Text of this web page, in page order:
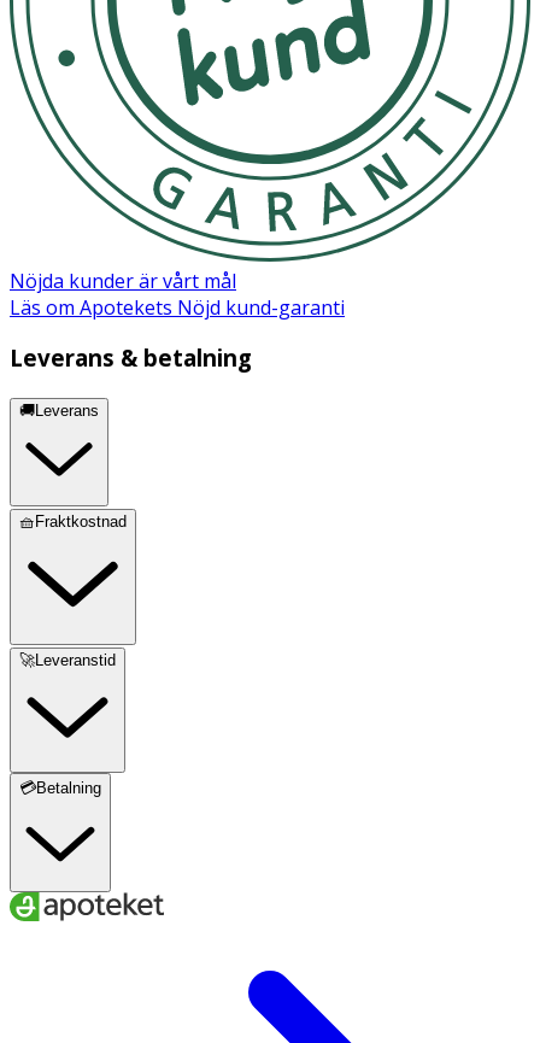
Nöjda kunder är vårt mål
Läs om Apotekets Nöjd kund-garanti
Leverans & betalning
🚚Leverans
🧺Fraktkostnad
🚀Leveranstid
💳Betalning